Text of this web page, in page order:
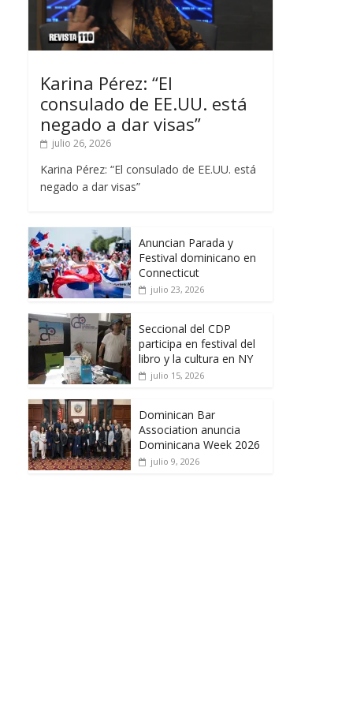
Karina Pérez: “El
consulado de EE.UU. está
negado a dar visas”
julio 26, 2026
Karina Pérez: “El consulado de EE.UU. está
negado a dar visas”
Anuncian Parada y
Festival dominicano en
Connecticut
julio 23, 2026
Seccional del CDP
participa en festival del
libro y la cultura en NY
julio 15, 2026
Dominican Bar
Association anuncia
Dominicana Week 2026
julio 9, 2026